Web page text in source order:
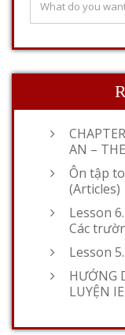
AN –
Ôn tập
(Articles)
Lesson
Các
Lesson
HƯỚNG
LUYỆN